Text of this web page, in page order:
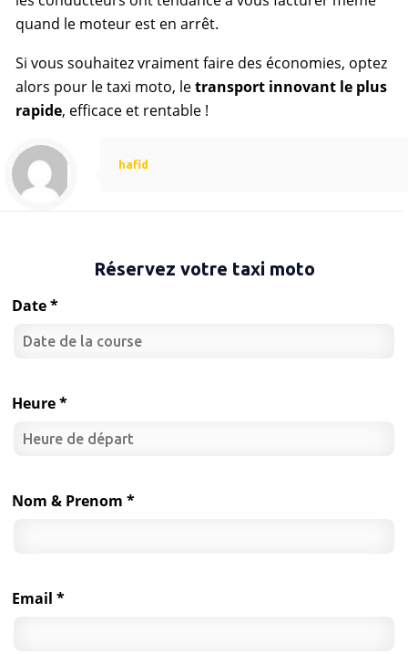
quand le moteur est en arrêt.
Si vous souhaitez vraiment faire des économies, optez
alors pour le taxi moto, letransport innovant le plus
rapide, efficace et rentable !
hafid
Réservez votre taxi moto
Date *
Heure *
Nom & Prenom *
Email *